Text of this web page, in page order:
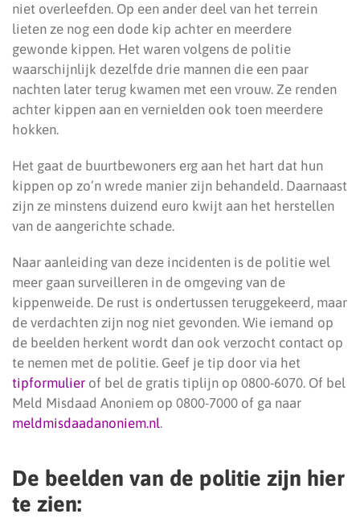
niet overleefden. Op een ander deel van het terrein
lieten ze nog een dode kip achter en meerdere
gewonde kippen. Het waren volgens de politie
waarschijnlijk dezelfde drie mannen die een paar
nachten later terug kwamen met een vrouw. Ze renden
achter kippen aan en vernielden ook toen meerdere
hokken.
Het gaat de buurtbewoners erg aan het hart dat hun
kippen op zo’n wrede manier zijn behandeld. Daarnaast
zijn ze minstens duizend euro kwijt aan het herstellen
van de aangerichte schade.
Naar aanleiding van deze incidenten is de politie wel
meer gaan surveilleren in de omgeving van de
kippenweide. De rust is ondertussen teruggekeerd, maar
de verdachten zijn nog niet gevonden. Wie iemand op
de beelden herkent wordt dan ook verzocht contact op
te nemen met de politie. Geef je tip door via het
tipformulier of bel de gratis tiplijn op 0800-6070. Of bel
Meld Misdaad Anoniem op 0800-7000 of ga naar
meldmisdaadanoniem.nl.
De beelden van de politie zijn hier
te zien: